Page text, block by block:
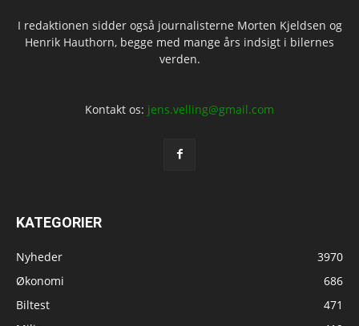
I redaktionen sidder også journalisterne Morten Kjeldsen og
Henrik Hauthorn, begge med mange års indsigt i bilernes
verden.
Kontakt os: jens.velling@gmail.com
KATEGORIER
Nyheder
3970
Økonomi
686
Biltest
471